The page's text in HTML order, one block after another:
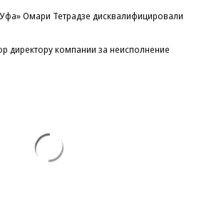
Омари Тетрадзе дисквалифицировали
директору компании за неисполнение